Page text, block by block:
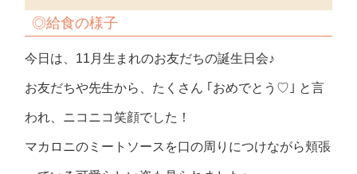
◎給食の様子
今日は、11月生まれのお友だちの誕生日会♪
お友だちや先生から、たくさん ｢おめでとう♡｣ と言
われ、ニコニコ笑顔でした！
マカロニのミートソースを口の周りにつけながら頬張